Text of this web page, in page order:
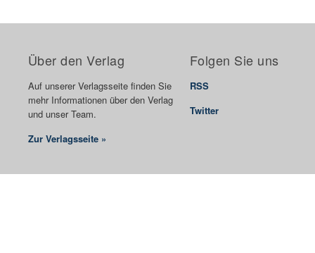
Über den Verlag
Auf unserer Verlagsseite finden Sie
mehr Informationen über den Verlag
und unser Team.
Zur Verlagsseite »
Folgen Sie uns
RSS
Twitter